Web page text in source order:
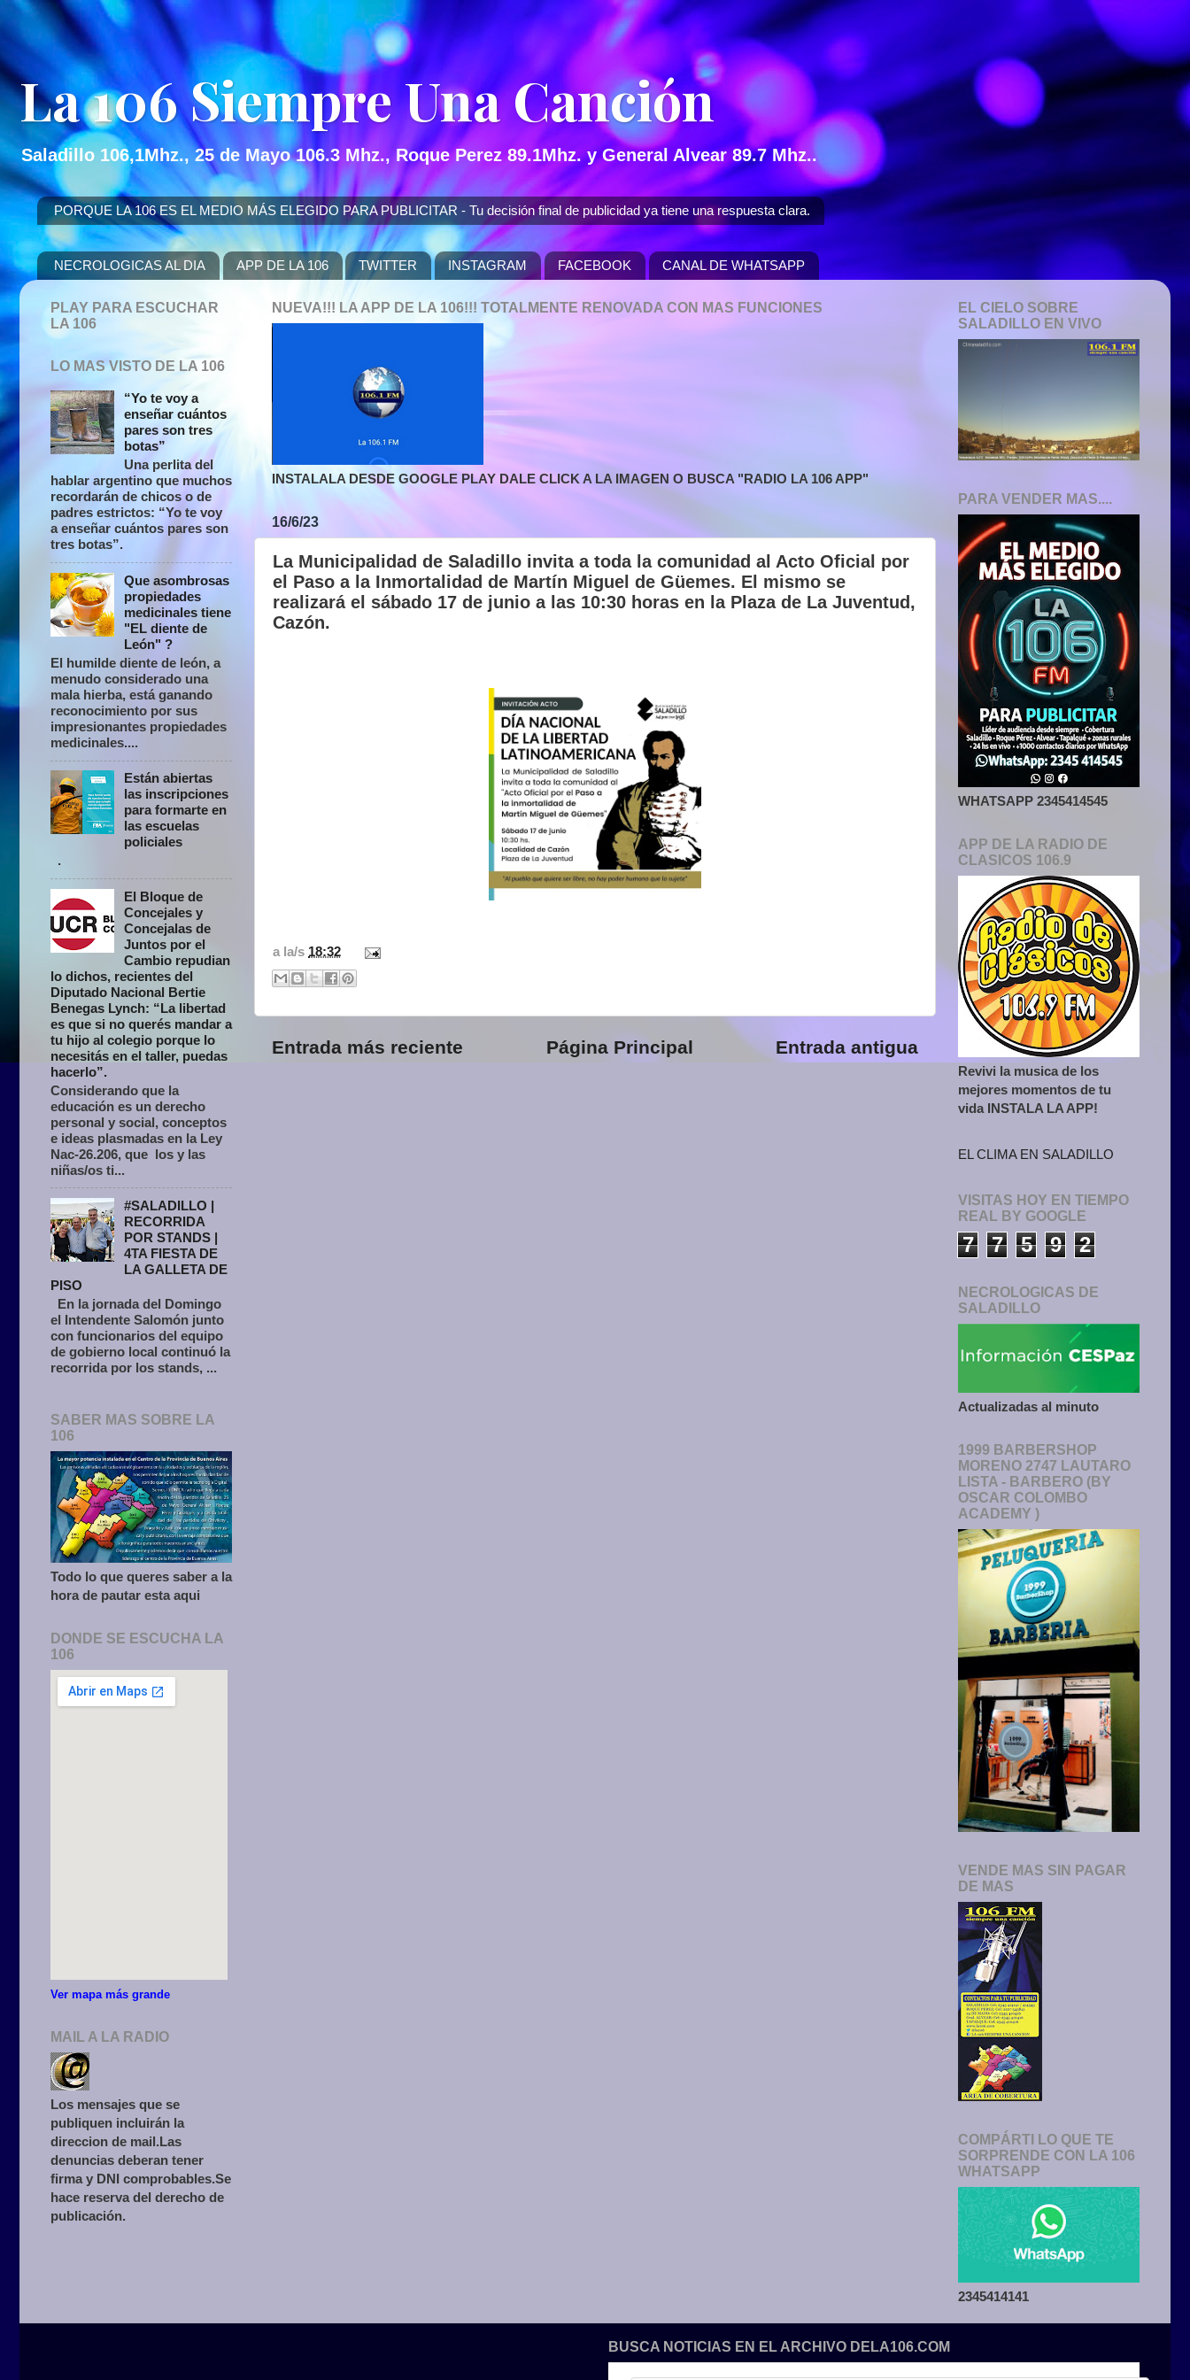
La 106 Siempre Una Canción
Saladillo 106,1Mhz., 25 de Mayo 106.3 Mhz., Roque Perez 89.1Mhz. y General Alvear 89.7 Mhz..
PORQUE LA 106 ES EL MEDIO MÁS ELEGIDO PARA PUBLICITAR - Tu decisión final de publicidad ya tiene una respuesta clara.
NECROLOGICAS AL DIA APP DE LA 106 TWITTER INSTAGRAM FACEBOOK CANAL DE WHATSAPP
NUEVA!!! LA APP DE LA 106!!! TOTALMENTE RENOVADA CON MAS FUNCIONES
INSTALALA DESDE GOOGLE PLAY DALE CLICK A LA IMAGEN O BUSCA "RADIO LA 106 APP"
16/6/23
La Municipalidad de Saladillo invita a toda la comunidad al Acto Oficial por
el Paso a la Inmortalidad de Martín Miguel de Güemes. El mismo se
realizará el sábado 17 de junio a las 10:30 horas en la Plaza de La Juventud,
Cazón.
a la/s 18:32
Entrada más reciente Entrada antigua
Página Principal
PLAY PARA ESCUCHAR
LA 106
LO MAS VISTO DE LA 106
“Yo te voy a
enseñar cuántos
pares son tres
botas”
Una perlita del
hablar argentino que muchos
recordarán de chicos o de
padres estrictos: “Yo te voy
a enseñar cuántos pares son
tres botas”.
Que asombrosas
propiedades
medicinales tiene
"EL diente de
León" ?
El humilde diente de león, a
menudo considerado una
mala hierba, está ganando
reconocimiento por sus
impresionantes propiedades
medicinales....
Están abiertas
las inscripciones
para formarte en
las escuelas
policiales
.
El Bloque de
Concejales y
Concejalas de
Juntos por el
Cambio repudian
lo dichos, recientes del
Diputado Nacional Bertie
Benegas Lynch: “La libertad
es que si no querés mandar a
tu hijo al colegio porque lo
necesitás en el taller, puedas
hacerlo”.
Considerando que la
educación es un derecho
personal y social, conceptos
e ideas plasmadas en la Ley
Nac-26.206, que los y las
niñas/os ti...
#SALADILLO |
RECORRIDA
POR STANDS |
4TA FIESTA DE
LA GALLETA DE
PISO
En la jornada del Domingo
el Intendente Salomón junto
con funcionarios del equipo
de gobierno local continuó la
recorrida por los stands, ...
SABER MAS SOBRE LA
106
Todo lo que queres saber a la
hora de pautar esta aqui
DONDE SE ESCUCHA LA
106
Ver mapa más grande
MAIL A LA RADIO
Los mensajes que se
publiquen incluirán la
direccion de mail.Las
denuncias deberan tener
firma y DNI comprobables.Se
hace reserva del derecho de
publicación.
EL CIELO SOBRE
SALADILLO EN VIVO
PARA VENDER MAS....
WHATSAPP 2345414545
APP DE LA RADIO DE
CLASICOS 106.9
Revivi la musica de los
mejores momentos de tu
vida INSTALA LA APP!
EL CLIMA EN SALADILLO
VISITAS HOY EN TIEMPO
REAL BY GOOGLE
7 7 5 9 2
NECROLOGICAS DE
SALADILLO
Actualizadas al minuto
1999 BARBERSHOP
MORENO 2747 LAUTARO
LISTA - BARBERO (BY
OSCAR COLOMBO
ACADEMY )
VENDE MAS SIN PAGAR
DE MAS
COMPÁRTI LO QUE TE
SORPRENDE CON LA 106
WHATSAPP
2345414141
BUSCA NOTICIAS EN EL ARCHIVO DELA106.COM